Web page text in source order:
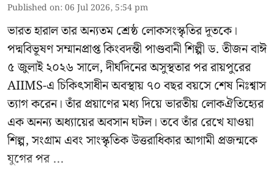
Published on:06 Jul 2026, 5:54 pm
ভারত হারাল তার অন্যতম শ্রেষ্ঠ লোকসংস্কৃতির দূতকে।
পদ্মবিভূষণ সম্মানপ্রাপ্ত কিংবদন্তী পাণ্ডবানী শিল্পী ড. তীজন বাঈ
৫ জুলাই ২০২৬ সালে, দীর্ঘদিনের অসুস্থতার পর রায়পুরের
AIIMS-এ চিকিৎসাধীন অবস্থায় ৭০ বছর বয়সে শেষ নিঃশ্বাস
ত্যাগ করেন। তাঁর প্রয়াণের মধ্য দিয়ে ভারতীয় লোকঐতিহ্যের
এক অনন্য অধ্যায়ের অবসান ঘটল। তবে তাঁর রেখে যাওয়া
শিল্প, সংগ্রাম এবং সাংস্কৃতিক উত্তরাধিকার আগামী প্রজন্মকে
যুগের পর ...